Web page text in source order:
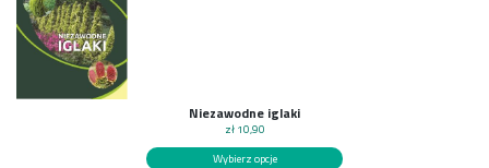
Niezawodne iglaki
zł10,90
Wybierz opcje